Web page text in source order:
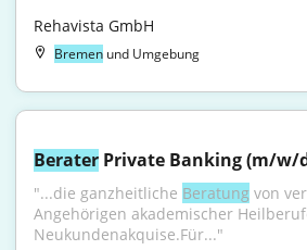
Rehavista GmbH
Bremen und Umgebung
Berater Private Banking (m/w/
"...die ganzheitliche Beratung von
Angehörigen akademischer
Neukundenakquise.Für..."